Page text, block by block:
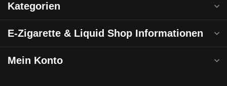
Kategorien
E-Zigarette & Liquid Shop Informationen
Mein Konto